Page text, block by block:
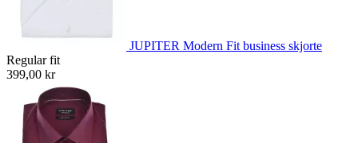
JUPITER Modern Fit business skjorte
Regular fit
399,00 kr